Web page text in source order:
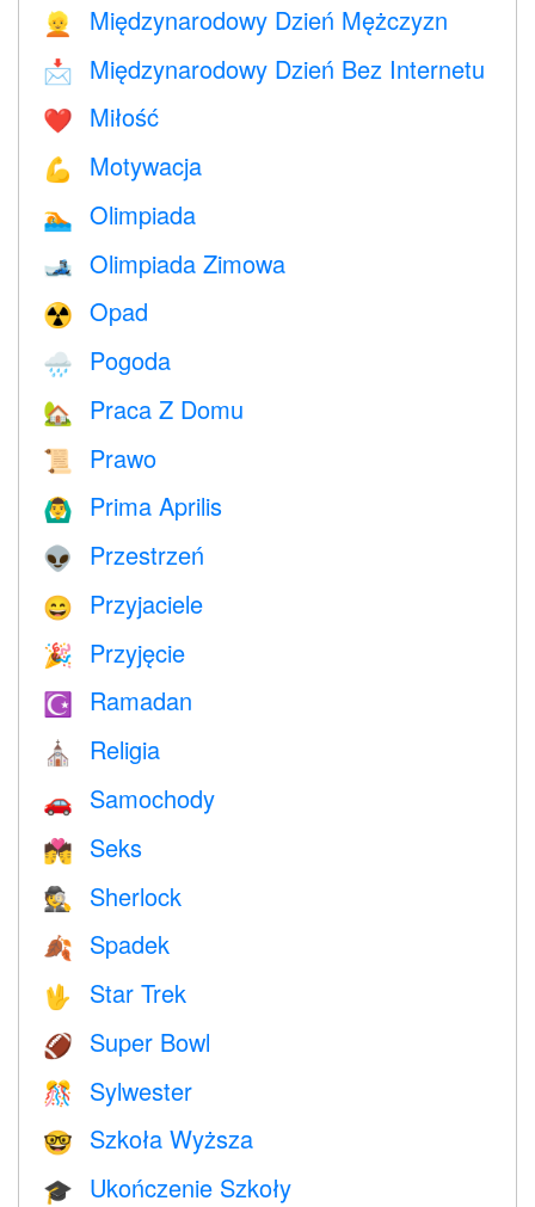
👱 Międzynarodowy Dzień Mężczyzn
📩 Międzynarodowy Dzień Bez Internetu
❤️️ Miłość
💪 Motywacja
🏊 Olimpiada
🎿 Olimpiada Zimowa
☢️ Opad
🌧 Pogoda
🏡 Praca Z Domu
📜 Prawo
🙆‍♂️ Prima Aprilis
👽 Przestrzeń
😄 Przyjaciele
🎉 Przyjęcie
☪️ Ramadan
⛪️ Religia
🚗 Samochody
💏 Seks
🕵️ Sherlock
🍂 Spadek
🖖 Star Trek
🏈 Super Bowl
🎊 Sylwester
🤓 Szkoła Wyższa
🎓 Ukończenie Szkoły